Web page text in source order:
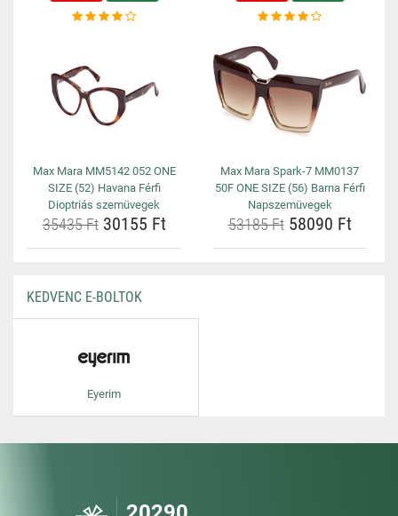
Max Mara MM5142 052 ONE
SIZE (52) Havana Férfi
Dioptriás szemüvegek
35435 Ft30155 Ft
Max Mara Spark-7 MM0137
50F ONE SIZE (56) Barna Férfi
Napszemüvegek
53185 Ft58090 Ft
KEDVENC E-BOLTOK
Eyerim